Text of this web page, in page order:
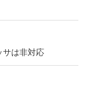
は非対応